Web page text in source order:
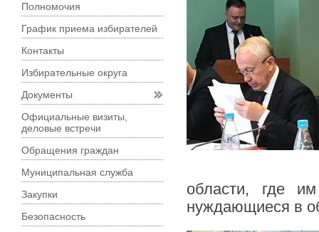
области, где
нуждающиеся в
Полномочия
График приема избирателей
Контакты
Избирательные округа
Документы
Официальные визиты,
деловые встречи
Обращения граждан
Муниципальная служба
Закупки
Безопасность